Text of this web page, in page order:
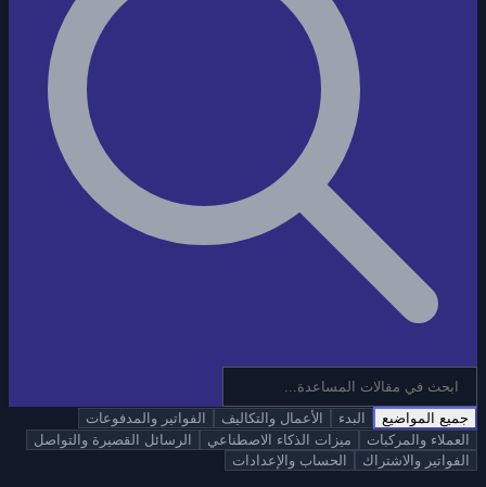
جميع المواضيع البدء الأعمال والتكاليف
الفواتير والمدفوعات
العملاء والمركبات
ميزات الذكاء الاصطناعي
الرسائل القصيرة والتواصل
الفواتير والاشتراك
الحساب والإعدادات